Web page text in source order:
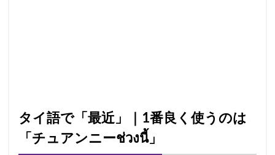
タイ語で「最近」｜1番良く使うのは
「チュアンニーช่วงนี้」